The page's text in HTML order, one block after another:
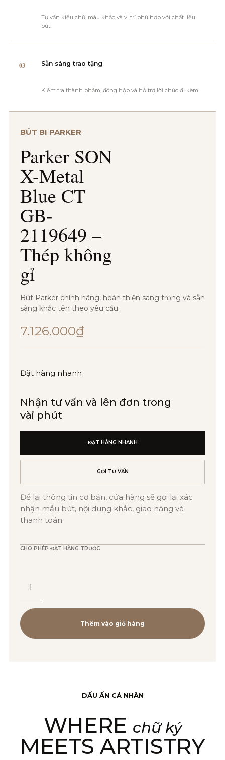
Tư vấn kiểu chữ, màu khắc và vị trí phù hợp với chất liệu
bút.
03 Sẵn sàng trao tặng
Kiểm tra thành phẩm, đóng hộp và hỗ trợ lời chúc đi kèm.
BÚT BI PARKER
Parker SON
X-Metal
Blue CT
GB-
2119649 –
Thép không
gỉ
Bút Parker chính hãng, hoàn thiện sang trọng và sẵn
sàng khắc tên theo yêu cầu.
7.126.000₫
Đặt hàng nhanh
Nhận tư vấn và lên đơn trong
vài phút
Để lại thông tin cơ bản, cửa hàng sẽ gọi lại xác
nhận mẫu bút, nội dung khắc, giao hàng và
thanh toán.
ĐẶT HÀNG NHANH
GỌI TƯ VẤN
CHO PHÉP ĐẶT HÀNG TRƯỚC
Cao
Cấp
Parker
2119649
Thêm vào giỏ hàng
DẤU ẤN CÁ NHÂN
WHERE chữ ký
MEETS ARTISTRY